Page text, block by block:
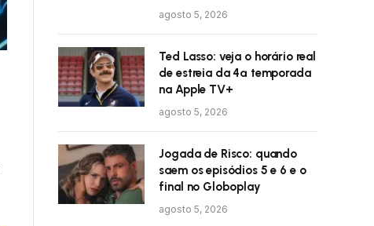
agosto 5, 2026
Ted Lasso: veja o horário real
de estreia da 4ª temporada
na Apple TV+
agosto 5, 2026
Jogada de Risco: quando
saem os episódios 5 e 6 e o
final no Globoplay
agosto 5, 2026